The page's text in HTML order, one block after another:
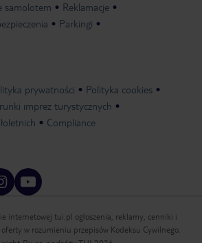
samolotem
Reklamacje
Parkingi
prywatności
Polityka cookies
imprez turystycznych
Compliance
internetowej tui.pl ogłoszenia, reklamy, cenniki i
w rozumieniu przepisów Kodeksu Cywilnego.